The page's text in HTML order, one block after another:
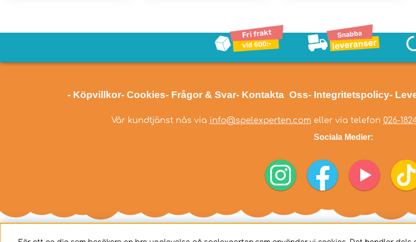
- Köpvillkor- Cookies- Frågor & Svar- Kontakta Oss- Integritetspolicy-
Vår kundtjänst nås via info@spelexperten.com eller via telefon 026-
Sociala Medier: